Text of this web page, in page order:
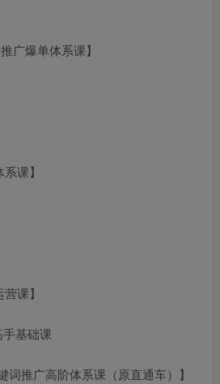
广爆单体系课】
课】
课】
基础课
推广高阶体系课（原直通车）】